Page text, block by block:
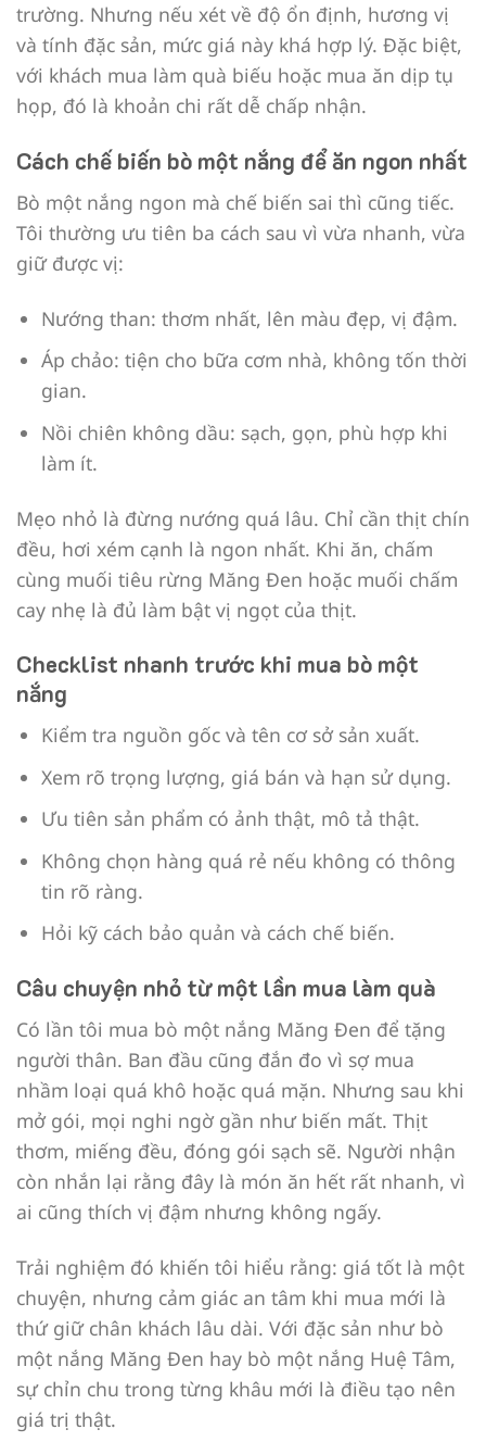
trường. Nhưng nếu xét về độ ổn định, hương vị
và tính đặc sản, mức giá này khá hợp lý. Đặc biệt,
với khách mua làm quà biếu hoặc mua ăn dịp tụ
họp, đó là khoản chi rất dễ chấp nhận.
Cách chế biến bò một nắng để ăn ngon nhất
Bò một nắng ngon mà chế biến sai thì cũng tiếc.
Tôi thường ưu tiên ba cách sau vì vừa nhanh, vừa
giữ được vị:
Nướng than: thơm nhất, lên màu đẹp, vị đậm.
Áp chảo: tiện cho bữa cơm nhà, không tốn thời
gian.
Nồi chiên không dầu: sạch, gọn, phù hợp khi
làm ít.
Mẹo nhỏ là đừng nướng quá lâu. Chỉ cần thịt chín
đều, hơi xém cạnh là ngon nhất. Khi ăn, chấm
cùng muối tiêu rừng Măng Đen hoặc muối chấm
cay nhẹ là đủ làm bật vị ngọt của thịt.
Checklist nhanh trước khi mua bò một
nắng
Kiểm tra nguồn gốc và tên cơ sở sản xuất.
Xem rõ trọng lượng, giá bán và hạn sử dụng.
Ưu tiên sản phẩm có ảnh thật, mô tả thật.
Không chọn hàng quá rẻ nếu không có thông
tin rõ ràng.
Hỏi kỹ cách bảo quản và cách chế biến.
Câu chuyện nhỏ từ một lần mua làm quà
Có lần tôi mua bò một nắng Măng Đen để tặng
người thân. Ban đầu cũng đắn đo vì sợ mua
nhầm loại quá khô hoặc quá mặn. Nhưng sau khi
mở gói, mọi nghi ngờ gần như biến mất. Thịt
thơm, miếng đều, đóng gói sạch sẽ. Người nhận
còn nhắn lại rằng đây là món ăn hết rất nhanh, vì
ai cũng thích vị đậm nhưng không ngấy.
Trải nghiệm đó khiến tôi hiểu rằng: giá tốt là một
chuyện, nhưng cảm giác an tâm khi mua mới là
thứ giữ chân khách lâu dài. Với đặc sản như bò
một nắng Măng Đen hay bò một nắng Huệ Tâm,
sự chỉn chu trong từng khâu mới là điều tạo nên
giá trị thật.